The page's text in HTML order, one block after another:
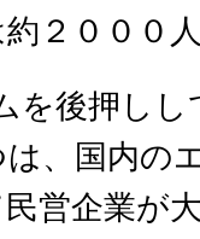
２０００
を後押し
、国内の
営企業が